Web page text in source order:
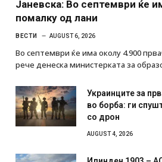
Јаневска: Во септември ќе
помалку од лани
ВЕСТИ AUGUST 6, 2026
Во септември ќе има околу 4.900
рече денеска министерката за
Украинците за
во борба: ги
со дрон
AUGUST 4, 2026